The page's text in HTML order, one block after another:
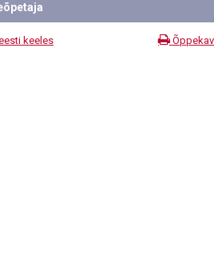
keeles